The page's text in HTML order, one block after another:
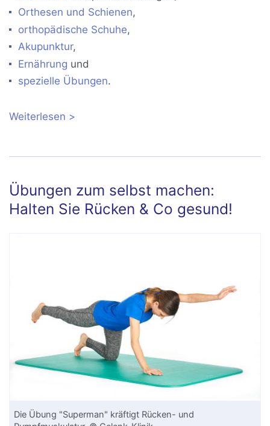
Orthesen und Schienen,
orthopädische Schuhe,
Akupunktur,
Ernährung und
spezielle Übungen.
Weiterlesen über Konservative Therapie
Übungen zum selbst machen:
Halten Sie Rücken & Co gesund!
Die Übung "Superman" kräftigt Rücken- und